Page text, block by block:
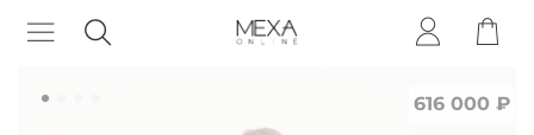
616 000 ₽